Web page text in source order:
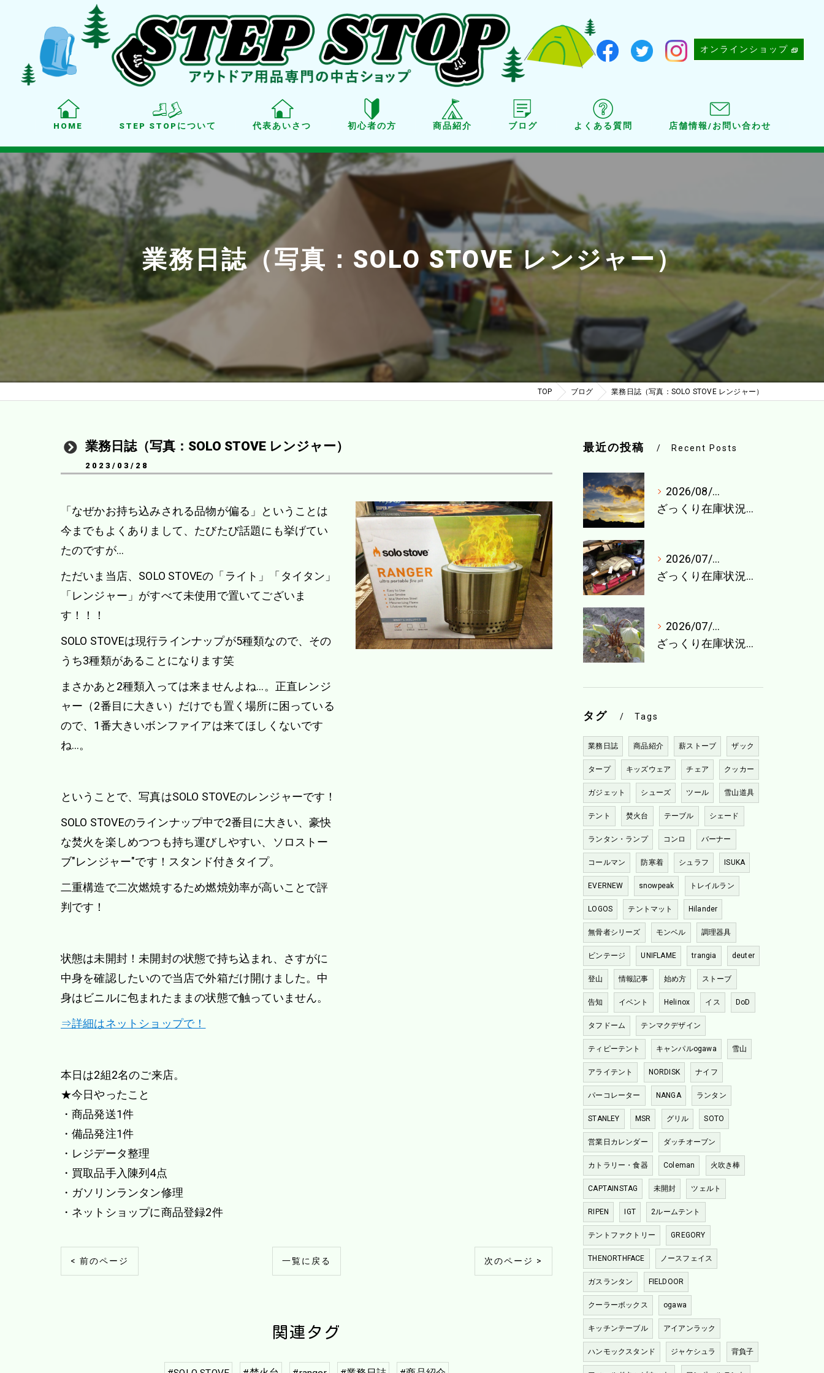
オンラインショップ
HOME STEP STOPについて 代表あいさつ 初心者の方 商品紹介
商品紹介
点検・メンテナンス
ブログ よくある質問 店舗情報/お問い合わせ
業務日誌（写真：SOLO STOVE レンジャー）
TOP ブログ 業務日誌（写真：SOLO STOVE レンジャー）
業務日誌（写真：SOLO STOVE レンジャー）
2023/03/28
「なぜかお持ち込みされる品物が偏る」ということは
今までもよくありまして、たびたび話題にも挙げてい
たのですが…
ただいま当店、SOLO STOVEの「ライト」「タイタン」
「レンジャー」がすべて未使用で置いてございま
す！！！
SOLO STOVEは現行ラインナップが5種類なので、その
うち3種類があることになります笑
まさかあと2種類入っては来ませんよね…。正直レンジ
ャー（2番目に大きい）だけでも置く場所に困っている
ので、1番大きいボンファイアは来てほしくないです
ね…。
ということで、写真はSOLO STOVEのレンジャーです！
SOLO STOVEのラインナップ中で2番目に大きい、豪快
な焚火を楽しめつつも持ち運びしやすい、ソロストー
ブ"レンジャー"です！スタンド付きタイプ。
二重構造で二次燃焼するため燃焼効率が高いことで評
判です！
状態は未開封！未開封の状態で持ち込まれ、さすがに
中身を確認したいので当店で外箱だけ開けました。中
身はビニルに包まれたままの状態で触っていません。
⇒詳細はネットショップで！
本日は2組2名のご来店。
★今日やったこと
・商品発送1件
・備品発注1件
・レジデータ整理
・買取品手入陳列4点
・ガソリンランタン修理
・ネットショップに商品登録2件
< 前のページ 一覧に戻る 次のページ >
関連タグ
最近の投稿 Recent Posts
2026/08/04
ざっくり在庫状況（8月1週目）
2026/07/27
ざっくり在庫状況（7月最終週）
2026/07/21
ざっくり在庫状況（7月4週目）
タグ Tags
業務日誌 商品紹介 薪ストーブ ザック
タープ キッズウェア チェア クッカー
ガジェット シューズ ツール 雪山道具
テント 焚火台 テーブル シェード
ランタン・ランプ コンロ バーナー
コールマン 防寒着 シュラフ ISUKA
EVERNEW snowpeak トレイルラン
LOGOS テントマット Hilander
無骨者シリーズ モンベル 調理器具
ビンテージ UNIFLAME trangia deuter
登山 情報記事 始め方 ストーブ
告知 イベント Helinox イス DoD
タフドーム テンマクデザイン
ティピーテント キャンパルogawa 雪山
アライテント NORDISK ナイフ
パーコレーター NANGA ランタン
STANLEY MSR グリル SOTO
営業日カレンダー ダッチオーブン
カトラリー・食器 Coleman 火吹き棒
CAPTAINSTAG 未開封 ツェルト
RIPEN IGT 2ルームテント
テントファクトリー GREGORY
THENORTHFACE ノースフェイス
ガスランタン FIELDOOR
クーラーボックス ogawa
キッチンテーブル アイアンラック
ハンモックスタンド ジャケシュラ 背負子